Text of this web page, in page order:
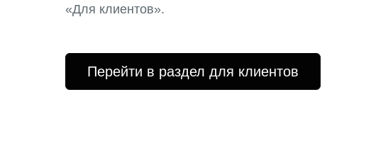
«Для клиентов».
Перейти в раздел для клиентов